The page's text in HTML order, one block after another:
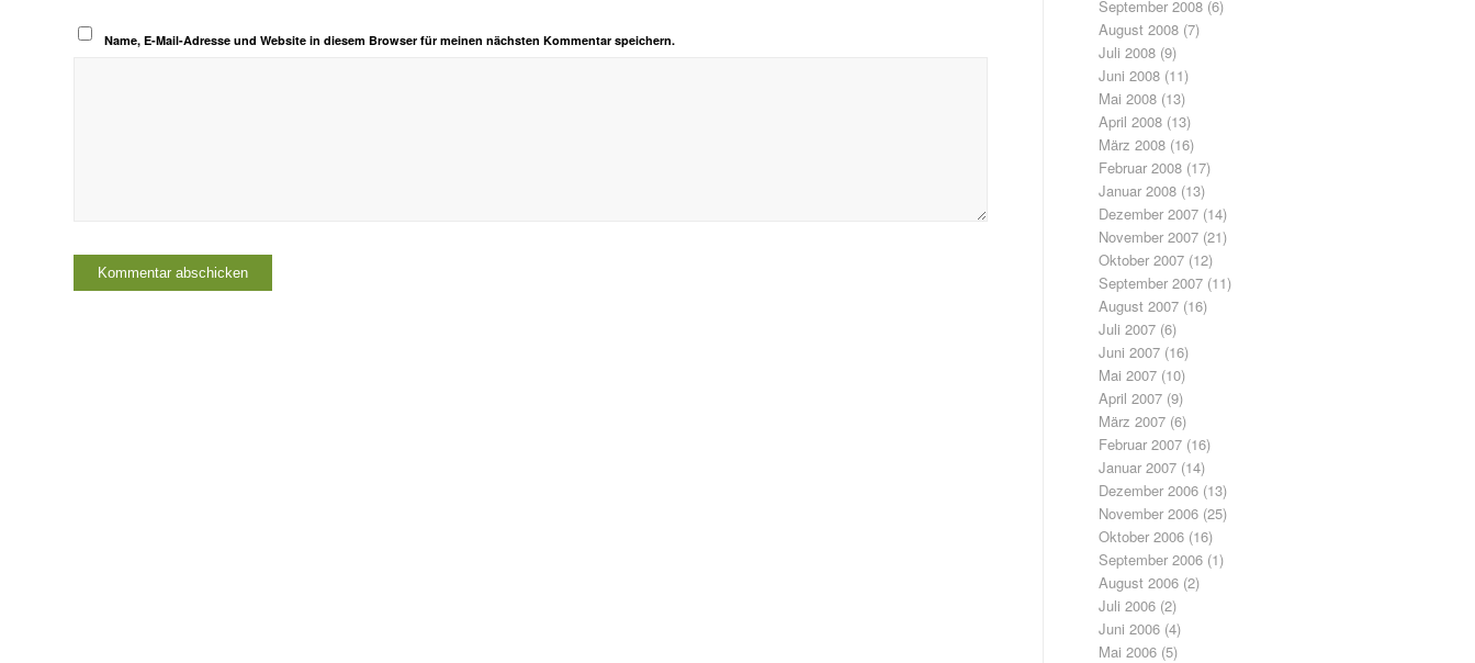
Name, E-Mail-Adresse und Website in diesem Browser für meinen nächsten Kommentar speichern.
September 2008 (6)
August 2008 (7)
Juli 2008 (9)
Juni 2008 (11)
Mai 2008 (13)
April 2008 (13)
März 2008 (16)
Februar 2008 (17)
Januar 2008 (13)
Dezember 2007 (14)
November 2007 (21)
Oktober 2007 (12)
September 2007 (11)
August 2007 (16)
Juli 2007 (6)
Juni 2007 (16)
Mai 2007 (10)
April 2007 (9)
März 2007 (6)
Februar 2007 (16)
Januar 2007 (14)
Dezember 2006 (13)
November 2006 (25)
Oktober 2006 (16)
September 2006 (1)
August 2006 (2)
Juli 2006 (2)
Juni 2006 (4)
Mai 2006 (5)